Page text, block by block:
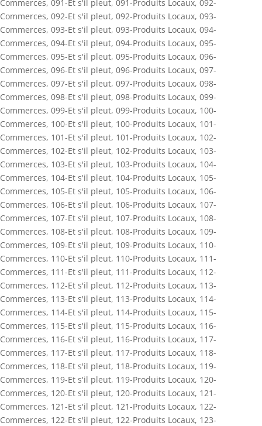
Commerces, 091-Et s'il pleut, 091-Produits Locaux, 092-
Commerces, 092-Et s'il pleut, 092-Produits Locaux, 093-
Commerces, 093-Et s'il pleut, 093-Produits Locaux, 094-
Commerces, 094-Et s'il pleut, 094-Produits Locaux, 095-
Commerces, 095-Et s'il pleut, 095-Produits Locaux, 096-
Commerces, 096-Et s'il pleut, 096-Produits Locaux, 097-
Commerces, 097-Et s'il pleut, 097-Produits Locaux, 098-
Commerces, 098-Et s'il pleut, 098-Produits Locaux, 099-
Commerces, 099-Et s'il pleut, 099-Produits Locaux, 100-
Commerces, 100-Et s'il pleut, 100-Produits Locaux, 101-
Commerces, 101-Et s'il pleut, 101-Produits Locaux, 102-
Commerces, 102-Et s'il pleut, 102-Produits Locaux, 103-
Commerces, 103-Et s'il pleut, 103-Produits Locaux, 104-
Commerces, 104-Et s'il pleut, 104-Produits Locaux, 105-
Commerces, 105-Et s'il pleut, 105-Produits Locaux, 106-
Commerces, 106-Et s'il pleut, 106-Produits Locaux, 107-
Commerces, 107-Et s'il pleut, 107-Produits Locaux, 108-
Commerces, 108-Et s'il pleut, 108-Produits Locaux, 109-
Commerces, 109-Et s'il pleut, 109-Produits Locaux, 110-
Commerces, 110-Et s'il pleut, 110-Produits Locaux, 111-
Commerces, 111-Et s'il pleut, 111-Produits Locaux, 112-
Commerces, 112-Et s'il pleut, 112-Produits Locaux, 113-
Commerces, 113-Et s'il pleut, 113-Produits Locaux, 114-
Commerces, 114-Et s'il pleut, 114-Produits Locaux, 115-
Commerces, 115-Et s'il pleut, 115-Produits Locaux, 116-
Commerces, 116-Et s'il pleut, 116-Produits Locaux, 117-
Commerces, 117-Et s'il pleut, 117-Produits Locaux, 118-
Commerces, 118-Et s'il pleut, 118-Produits Locaux, 119-
Commerces, 119-Et s'il pleut, 119-Produits Locaux, 120-
Commerces, 120-Et s'il pleut, 120-Produits Locaux, 121-
Commerces, 121-Et s'il pleut, 121-Produits Locaux, 122-
Commerces, 122-Et s'il pleut, 122-Produits Locaux, 123-